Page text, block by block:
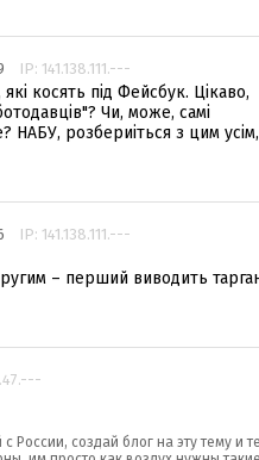
IP: 141.138.111.---
косять під Фейсбук. Цікаво,
Чи, може, самі
НАБУ, розбериіться з цим усім,
IP: 141.138.111.---
– перший виводить
России, создай блог на эту тему и